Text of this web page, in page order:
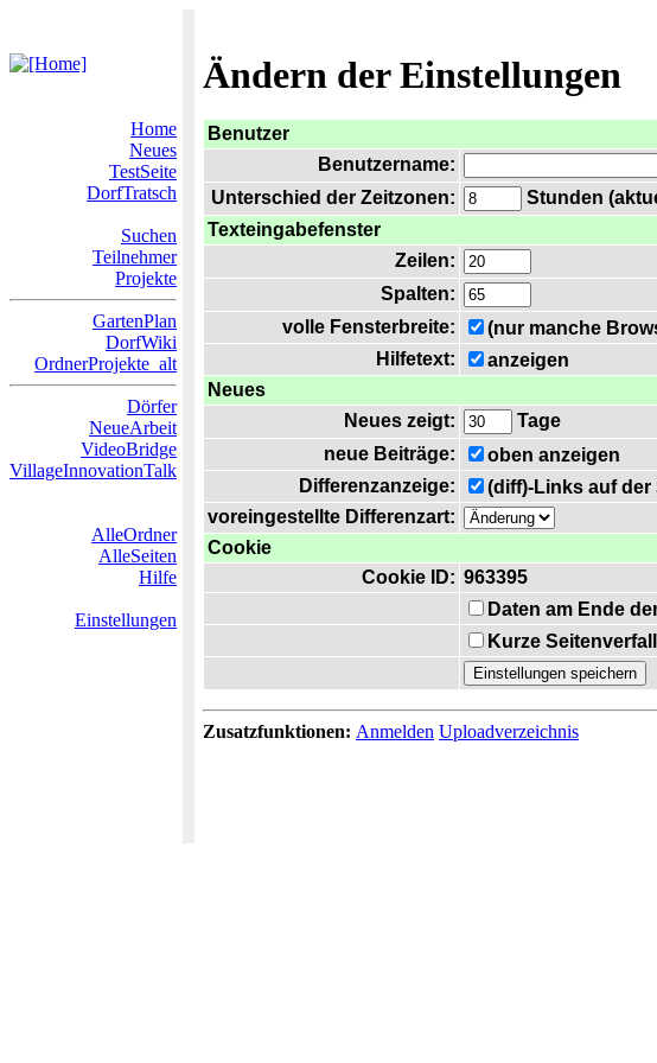
Ändern der Einstellungen
Home
Neues
TestSeite
DorfTratsch
Suchen
Teilnehmer
Projekte
GartenPlan
DorfWiki
OrdnerProjekte_alt
Dörfer
NeueArbeit
VideoBridge
VillageInnovationTalk
AlleOrdner
AlleSeiten
Hilfe
Einstellungen
Benutzer
Benutzername:
Unterschied der Zeitzonen:
Stunden
Texteingabefenster
Zeilen:
Spalten:
volle Fensterbreite:
(nur manche
Hilfetext:
anzeigen
Neues
Neues zeigt:
Tage
neue Beiträge:
oben anzeigen
Differenzanzeige:
(diff)-Links auf
voreingestellte Differenzart:
Cookie
Cookie ID: 963395
Daten am Ende
Kurze
Zusatzfunktionen: Anmelden Uploadverzeichnis